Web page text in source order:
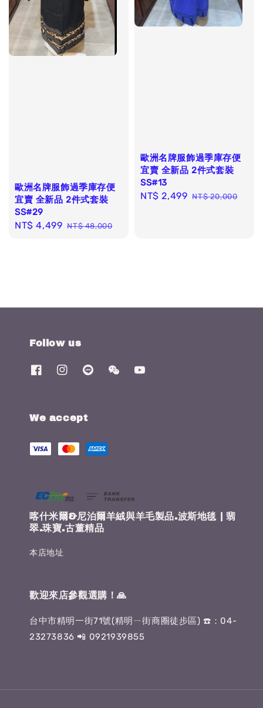
歐洲名牌服飾過季庫存便
宜賣 全新品 2件式套裝
SS#29
Sale
NT$ 4,499 Regular
NT$ 48,000
歐洲名牌服飾過季庫存便
宜賣 全新品 2件式套裝
SS#13
Sale
NT$ 2,499 Regular
NT$ 20,000
Follow us
We accept
喀什米爾&尼泊爾羊絨與羊毛製品.波斯地毯 | 翡
翠.珠寶.古董精品
本店地址
歡迎來店參觀選購！🙏
台中市精明一街71號(精明ㄧ街商圈徒步區) ☎️：04-
23273836 📲 0921939855